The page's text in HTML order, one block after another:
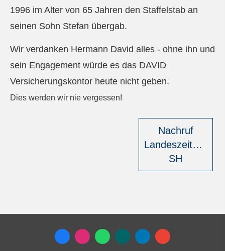
1996 im Alter von 65 Jahren den Staffelstab an
seinen Sohn Stefan übergab.
Wir verdanken Hermann David alles - ohne ihn und
sein Engagement würde es das DAVID
Versicherungskontor heute nicht geben.
Dies werden wir nie vergessen!
Nachruf
Landeszeitung
SH